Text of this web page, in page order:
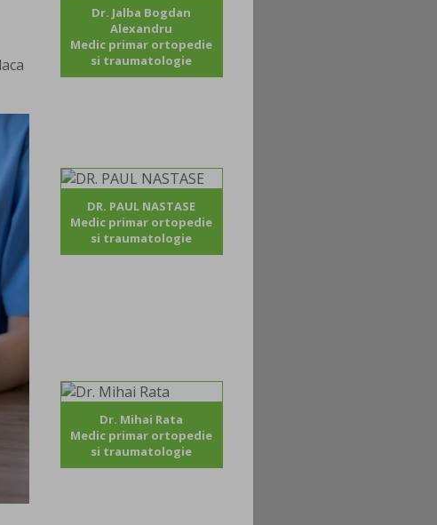
Dr. Jalba Bogdan
Alexandru
Medic primar ortopedie
si traumatologie
DR. PAUL NASTASE
Medic primar ortopedie
si traumatologie
Dr. Mihai Rata
Medic primar ortopedie
si traumatologie